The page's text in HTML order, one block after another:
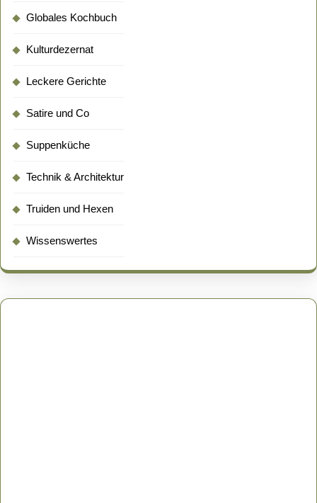
Globales Kochbuch
Kulturdezernat
Leckere Gerichte
Satire und Co
Suppenküche
Technik & Architektur
Truiden und Hexen
Wissenswertes